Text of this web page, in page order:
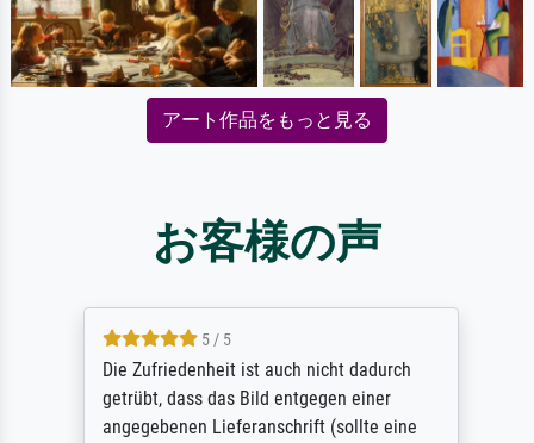
アート作品をもっと見る
お客様の声
5 / 5
Die Zufriedenheit ist auch nicht dadurch
getrübt, dass das Bild entgegen einer
angegebenen Lieferanschrift (sollte eine